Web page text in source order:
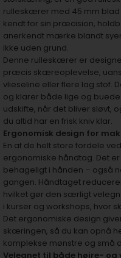
rulleskærer med 45 mm
kendt for sin præcision,
anerkendt mærke blandt
ikke uden grund.
Denne rulleskærer er
præcis skæreoplevelse,
vlieseline eller flere lag stof.
og klarer både lige og
udskifte, når det bliver sløvt,
du altid har en frisk kniv klar.
Ergonomisk design for
En af de helt store fordele
ergonomiske håndtag. Det
behageligt i hånden – også
gangen. Håndtaget
hvilket gør den særligt
i kurser og workshops, hvor
Det ergonomiske design
skæringen, så du kan opnå
komplekse mønstre og små
Velegnet til både højre- og